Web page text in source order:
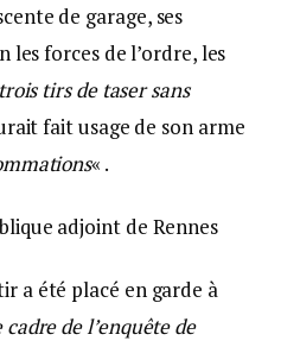
de garage, ses
les forces de l’ordre, les
trois tirs de tasersans
fait usage de son arme
« .
adjoint de Rennes
a été placé en garde à
cadre de l’enquête de